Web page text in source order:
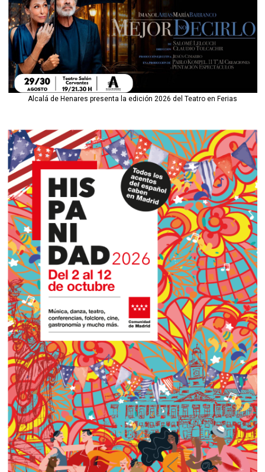
Alcalá de Henares presenta la edición 2026 del Teatro en Ferias